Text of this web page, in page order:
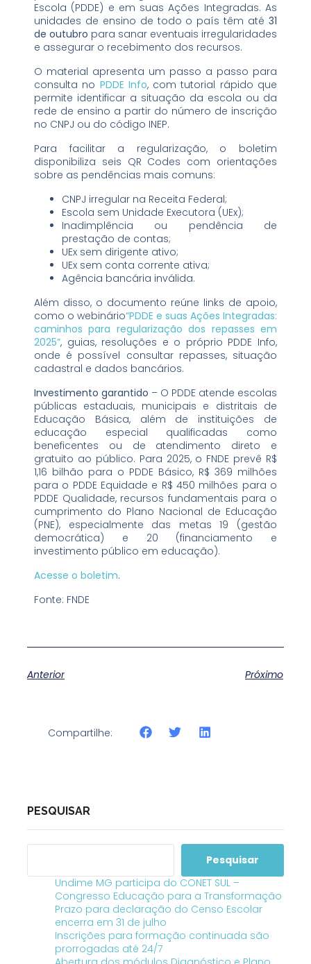
Escola (PDDE) e em suas Ações Integradas. As
unidades de ensino de todo o país têm até31
de outubro para sanar eventuais irregularidades
e assegurar o recebimento dos recursos.
O material apresenta um passo a passo para
consulta no PDDE Info, com tutorial rápido que
permite identificar a situação da escola ou da
rede de ensino a partir do número de inscrição
no CNPJ ou do código INEP.
Para facilitar a regularização, o boletim
disponibiliza seis QR Codes com orientações
sobre as pendências mais comuns:
CNPJ irregular na Receita Federal;
Escola sem Unidade Executora (UEx);
Inadimplência ou pendência de
prestação de contas;
UEx sem dirigente ativo;
UEx sem conta corrente ativa;
Agência bancária inválida.
Além disso, o documento reúne links de apoio,
como o webinário“PDDE e suas Ações Integradas:
caminhos para regularização dos repasses em
2025”, guias, resoluções e o próprio PDDE Info,
onde é possível consultar repasses, situação
cadastral e dados bancários.
Investimento garantido – O PDDE atende escolas
públicas estaduais, municipais e distritais de
Educação Básica, além de instituições de
educação especial qualificadas como
beneficentes ou de atendimento direto e
gratuito ao público. Para 2025, o FNDE prevê R$
1,16 bilhão para o PDDE Básico, R$ 369 milhões
para o PDDE Equidade e R$ 450 milhões para o
PDDE Qualidade, recursos fundamentais para o
cumprimento do Plano Nacional de Educação
(PNE), especialmente das metas 19 (gestão
democrática) e 20 (financiamento e
investimento público em educação).
Acesse o boletim.
Fonte: FNDE
Anterior Próximo
Compartilhe:
PESQUISAR
Pesquisar
Undime MG participa do CONET SUL –
Congresso Educação para a Transformação
Prazo para declaração do Censo Escolar
encerra em 31 de julho
Inscrições para formação continuada são
prorrogadas até 24/7